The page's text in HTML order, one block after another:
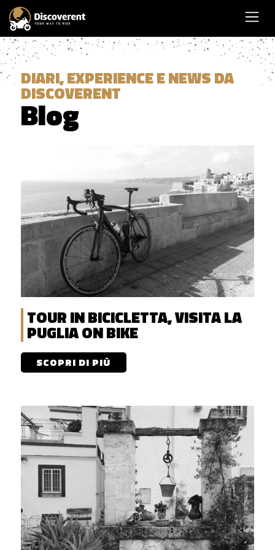
DIARI, EXPERIENCE E NEWS DA
DISCOVERENT
Blog
TOUR IN BICICLETTA, VISITA LA
PUGLIA ON BIKE
SCOPRI DI PIÙ